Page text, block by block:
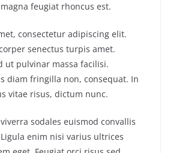
feugiat rhoncus est.
consectetur adipiscing elit.
senectus turpis amet.
ut pulvinar massa facilisi.
diam fringilla non, consequat. In
vitae risus, dictum nunc.
sodales euismod convallis
enim nisi varius ultrices